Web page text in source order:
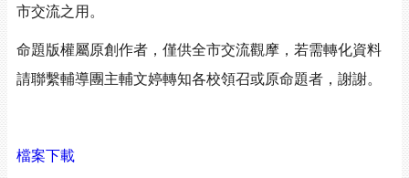
市交流之用。
命題版權屬原創作者，僅供全市交流觀摩，若需轉化資料
請聯繫輔導團主輔文婷轉知各校領召或原命題者，謝謝。
檔案下載